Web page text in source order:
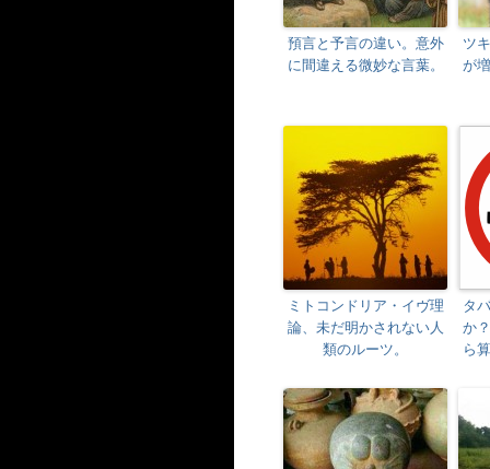
預言と予言の違い。意外
に間違える微妙な言葉。
ツ
が
ミトコンドリア・イヴ理
論、未だ明かされない人
類のルーツ。
タ
か
ら